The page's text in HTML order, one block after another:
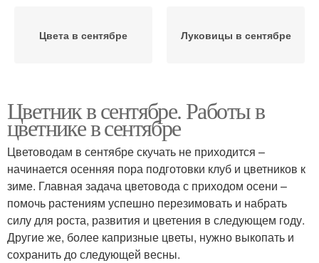
Цвета в сентябре Луковицы в сентябре
Цветник в сентябре. Работы в
цветнике в сентябре
Цветоводам в сентябре скучать не приходится –
начинается осенняя пора подготовки клуб и цветников к
зиме. Главная задача цветовода с приходом осени –
помочь растениям успешно перезимовать и набрать
силу для роста, развития и цветения в следующем году.
Другие же, более капризные цветы, нужно выкопать и
сохранить до следующей весны.